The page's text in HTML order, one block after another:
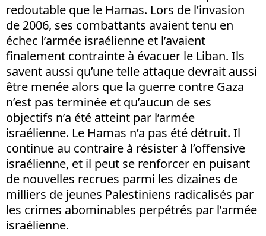
redoutable que le Hamas. Lors de l’invasion
de 2006, ses combattants avaient tenu en
échec l’armée israélienne et l’avaient
finalement contrainte à évacuer le Liban. Ils
savent aussi qu’une telle attaque devrait aussi
être menée alors que la guerre contre Gaza
n’est pas terminée et qu’aucun de ses
objectifs n’a été atteint par l’armée
israélienne. Le Hamas n’a pas été détruit. Il
continue au contraire à résister à l’offensive
israélienne, et il peut se renforcer en puisant
de nouvelles recrues parmi les dizaines de
milliers de jeunes Palestiniens radicalisés par
les crimes abominables perpétrés par l’armée
israélienne.